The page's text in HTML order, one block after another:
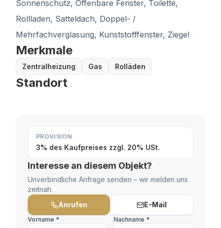
Sonnenschutz, Öffenbare Fenster, Toilette,
Rollladen, Satteldach, Doppel- /
Mehrfachverglasung, Kunststofffenster, Ziegel
Merkmale
Zentralheizung Gas Rolläden
Standort
PROVISION
3% des Kaufpreises zzgl. 20% USt.
Interesse an diesem Objekt?
Unverbindliche Anfrage senden – wir melden uns
zeitnah.
Anrufen
E-Mail
Vorname * Nachname *